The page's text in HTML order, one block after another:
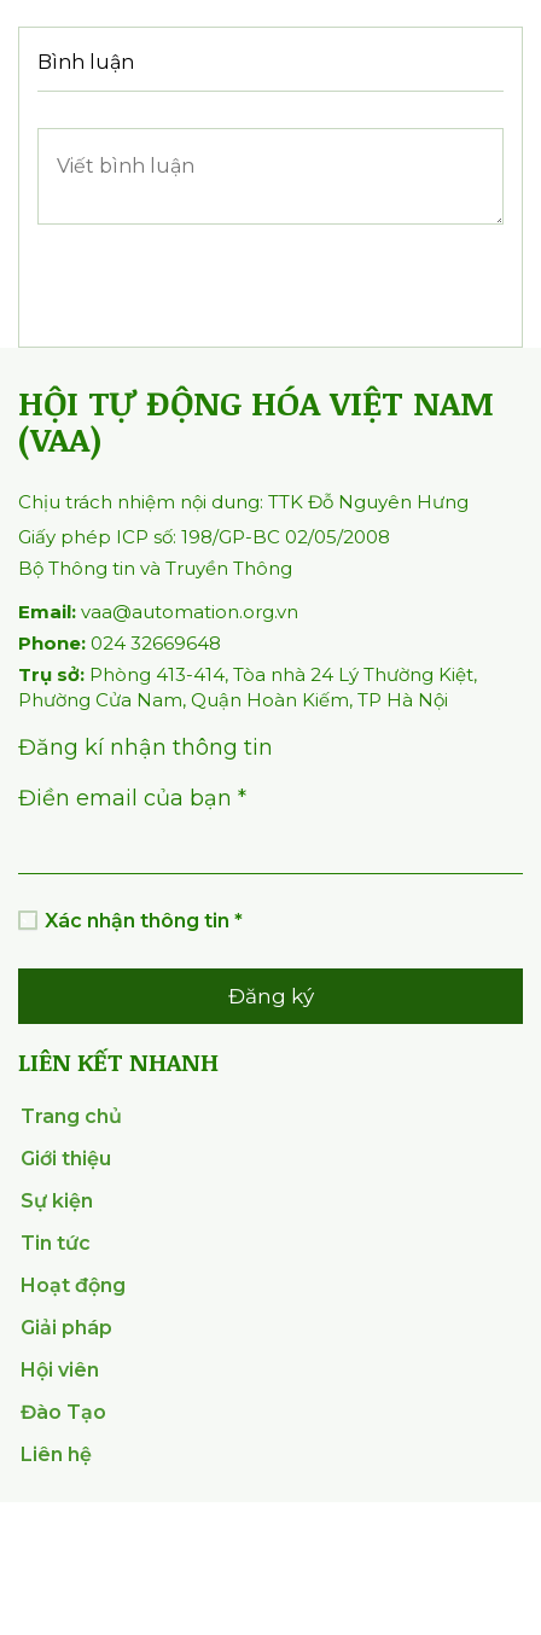
641
0 0
HỘI TỰ ĐỘNG HÓA VIỆT NAM
(VAA)
Chịu trách nhiệm nội dung: TTK Đỗ Nguyên Hưng
Email:
vaa@automation.org.vn
024 32669648
Trụ sở:Phòng 413-414, Tòa nhà 24 Lý Thường Kiệt,
Phường Cửa Nam, Quận Hoàn Kiếm, TP Hà Nội
Đăng kí nhận thông tin
Xác nhận thông tin *
LIÊN KẾT NHANH
Trang chủ
Giới thiệu